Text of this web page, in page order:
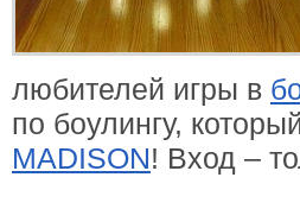
любителей игры в
по боулингу,
MADISОN! Вход –